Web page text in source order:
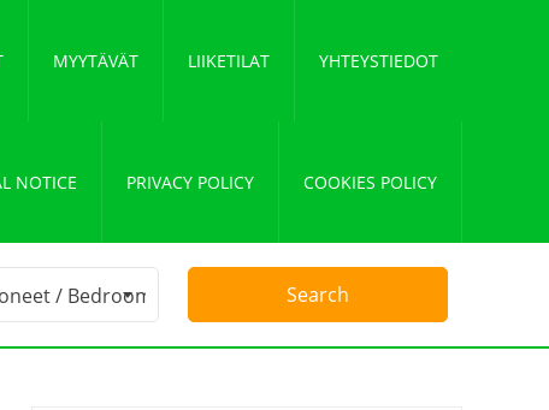
MYYTÄVÄT LIIKETILAT YHTEYSTIEDOT
NOTICE PRIVACY POLICY COOKIES POLICY